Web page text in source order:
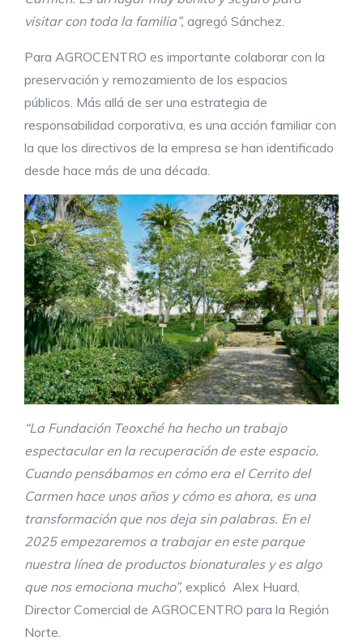
visitar con toda la familia”, agregó Sánchez.
Para AGROCENTRO es importante colaborar con la
preservación y remozamiento de los espacios
públicos. Más allá de ser una estrategia de
responsabilidad corporativa, es una acción familiar con
la que los directivos de la empresa se han identificado
desde hace más de una década.
“La Fundación Teoxchéha hecho un trabajo
espectacular en la recuperación de este espacio.
Cuando pensábamos en cómo era el Cerrito del
Carmen hace unos años y cómo es ahora, es una
transformación que nos deja sin palabras. En el
2025 empezaremos a trabajar en este parque
nuestra línea de productos bionaturalesy es algo
que nos emociona mucho”, explicó Alex Huard,
Director Comercial de AGROCENTRO para la Región
Norte.